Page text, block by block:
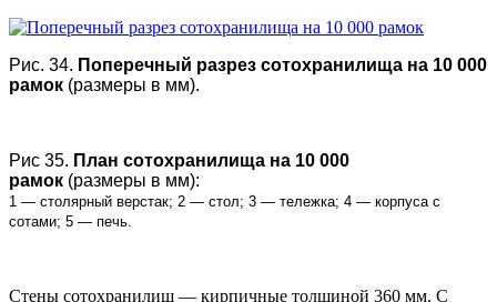
Рис. 34. Поперечный разрез сотохранилища на 10 000
рамок (размеры в мм).
Рис 35. План сотохранилища на 10 000
рамок (размеры в мм):
1 — столярный верстак; 2 — стол; 3 — тележка; 4 — корпуса с
сотами; 5 — печь.
Стены сотохранилищ — кирпичные толщиной 360 мм. С